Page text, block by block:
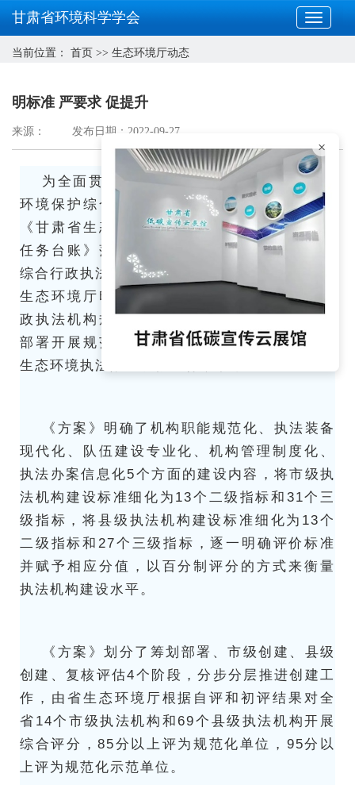
甘肃省环境科学学会
当前位置： 首页 >> 生态环境厅动态
明标准 严要求 促提升
来源： 发布日期：2022-09-27
为全面贯彻落实生态环境部《“十四五”生态
环境保护综合行政执法队伍建设规划》，推动
《甘肃省生态环境保护综合行政执法队伍建设
任务台账》落地见效，切实做好生态环境保护
综合行政执法改革“后半篇文章”，近日，甘肃省
生态环境厅印发《甘肃省生态环境保护综合行
政执法机构规范化示范创建工作方案》，通过
部署开展规范化示范创建工作，全面提高全省
生态环境执法效能和依法行政水平。
《方案》明确了机构职能规范化、执法装备
现代化、队伍建设专业化、机构管理制度化、
执法办案信息化5个方面的建设内容，将市级执
法机构建设标准细化为13个二级指标和31个三
级指标，将县级执法机构建设标准细化为13个
二级指标和27个三级指标，逐一明确评价标准
并赋予相应分值，以百分制评分的方式来衡量
执法机构建设水平。
《方案》划分了筹划部署、市级创建、县级
创建、复核评估4个阶段，分步分层推进创建工
作，由省生态环境厅根据自评和初评结果对全
省14个市级执法机构和69个县级执法机构开展
综合评分，85分以上评为规范化单位，95分以
上评为规范化示范单位。
×